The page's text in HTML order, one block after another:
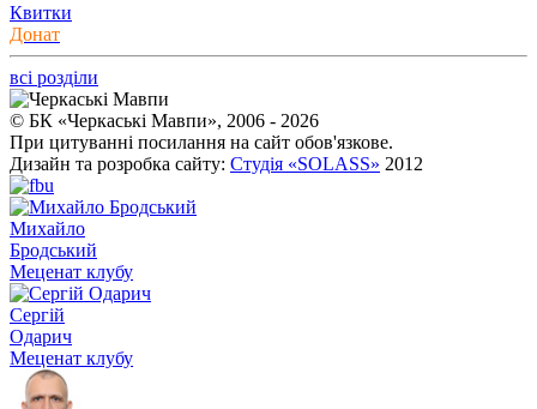
Квитки
Донат
всі розділи
© БК «Черкаські Мавпи», 2006 - 2026
При цитуванні посилання на сайт обов'язкове.
Дизайн та розробка сайту: Студія «SOLASS» 2012
Михайло
Бродський
Меценат клубу
Сергій
Одарич
Меценат клубу